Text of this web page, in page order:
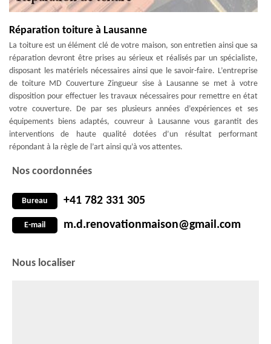
Réparation toiture à Lausanne
La toiture est un élément clé de votre maison, son entretien ainsi que sa
réparation devront être prises au sérieux et réalisés par un spécialiste,
disposant les matériels nécessaires ainsi que le savoir-faire. L’entreprise
de toiture MD Couverture Zingueur sise à Lausanne se met à votre
disposition pour effectuer les travaux nécessaires pour remettre en état
votre couverture. De par ses plusieurs années d’expériences et ses
équipements biens adaptés, couvreur à Lausanne vous garantit des
interventions de haute qualité dotées d’un résultat performant
répondant à la règle de l’art ainsi qu’à vos attentes.
Nos coordonnées
Bureau +41 782 331 305
E-mail m.d.renovationmaison@gmail.com
Nous localiser